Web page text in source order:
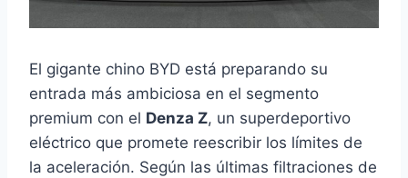
El gigante chino BYD está preparando su
entrada más ambiciosa en el segmento
premium con el Denza Z, un superdeportivo
eléctrico que promete reescribir los límites de
la aceleración. Según las últimas filtraciones de